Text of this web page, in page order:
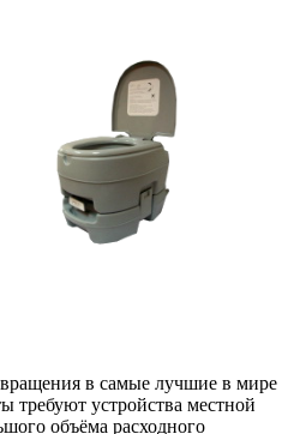
в самые лучшие в мире
требуют устройства местной
объёма расходного